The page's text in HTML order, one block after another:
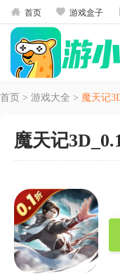
 首页  游戏盒子
首页 > 游戏大全 > 魔天记
魔天记